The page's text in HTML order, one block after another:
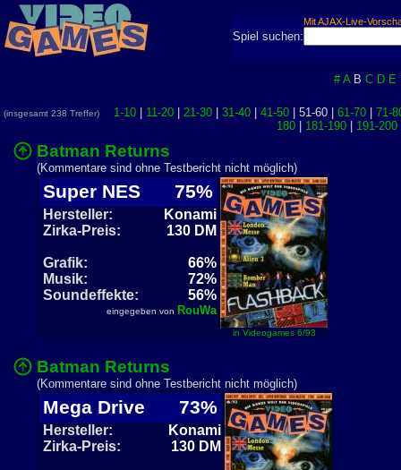
Mit AJAX-Live-
Spiel suchen:
# A B C D E
(insgesamt 238 Treffer) 1-10| 11-20| 21-30| 31-40| 41-50| 51-60 | 61-70| 71-
180
181-190 191-200
Batman Returns
(Kommentare sind ohne Testbericht nicht möglich)
Super NES 75%
Hersteller:
Konami
Zirka-Preis:
130 DM
Grafik:
66%
Musik:
72%
Soundeffekte:
56%
eingegeben von RouWa
in Videogames 6/93
Batman Returns
(Kommentare sind ohne Testbericht nicht möglich)
Mega Drive 73%
Hersteller:
Konami
Zirka-Preis:
130 DM